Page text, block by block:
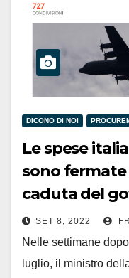
DICONO DI NOI
Le spese
sono
caduta del
SET 8, 2022
Nelle settimane
luglio, il ministro